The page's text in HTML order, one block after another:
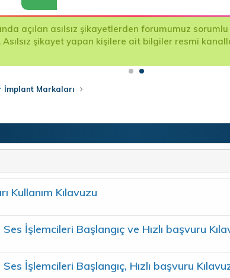
açılan asılsız şikayetlerden forumumuz
Asılsız şikayet yapan kişilere ait bilgiler resmi
İmplant Markaları
Kullanım Kılavuzu
İşlemcileri Başlangıç ve Hızlı başvuru
İşlemcileri Başlangıç, Hızlı başvuru